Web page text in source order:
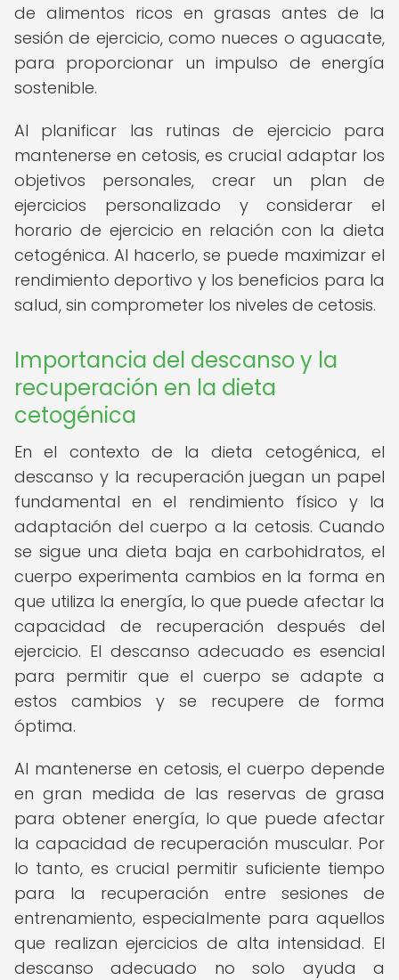
de alimentos ricos en grasas antes de la
sesión de ejercicio, como nueces o aguacate,
para proporcionar un impulso de energía
sostenible.
Al planificar las rutinas de ejercicio para
mantenerse en cetosis, es crucial adaptar los
objetivos personales, crear un plan de
ejercicios personalizado y considerar el
horario de ejercicio en relación con la dieta
cetogénica. Al hacerlo, se puede maximizar el
rendimiento deportivo y los beneficios para la
salud, sin comprometer los niveles de cetosis.
Importancia del descanso y la
recuperación en la dieta
cetogénica
En el contexto de la dieta cetogénica, el
descanso y la recuperación juegan un papel
fundamental en el rendimiento físico y la
adaptación del cuerpo a la cetosis. Cuando
se sigue una dieta baja en carbohidratos, el
cuerpo experimenta cambios en la forma en
que utiliza la energía, lo que puede afectar la
capacidad de recuperación después del
ejercicio. El descanso adecuado es esencial
para permitir que el cuerpo se adapte a
estos cambios y se recupere de forma
óptima.
Al mantenerse en cetosis, el cuerpo depende
en gran medida de las reservas de grasa
para obtener energía, lo que puede afectar
la capacidad de recuperación muscular. Por
lo tanto, es crucial permitir suficiente tiempo
para la recuperación entre sesiones de
entrenamiento, especialmente para aquellos
que realizan ejercicios de alta intensidad. El
descanso adecuado no solo ayuda a